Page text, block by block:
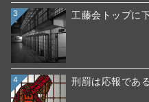
3 工藤会トップに
4 刑罰は応報であ